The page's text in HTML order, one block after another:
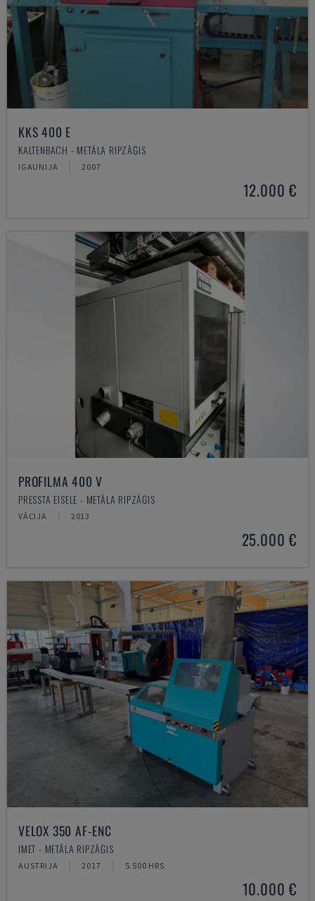
KKS 400 E
KALTENBACH - METĀLA RIPZĀĢIS
IGAUNIJA 2007
12.000 €
PROFILMA 400 V
PRESSTA EISELE - METĀLA RIPZĀĢIS
VĀCIJA 2013
25.000 €
VELOX 350 AF-ENC
IMET - METĀLA RIPZĀĢIS
AUSTRIJA 2017 5.500 HRS
10.000 €